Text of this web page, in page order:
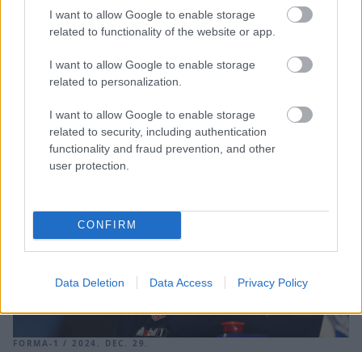
I want to allow Google to enable storage
related to functionality of the website or app.
I want to allow Google to enable storage
related to personalization.
I want to allow Google to enable storage
related to security, including authentication
functionality and fraud prevention, and other
user protection.
CONFIRM
Data Deletion Data Access Privacy Policy
Miként arra számítani lehetett, a Red Bullnak jelentős anyagi
Péreztől.
FORMA-1 / 2024. DEC. 29.